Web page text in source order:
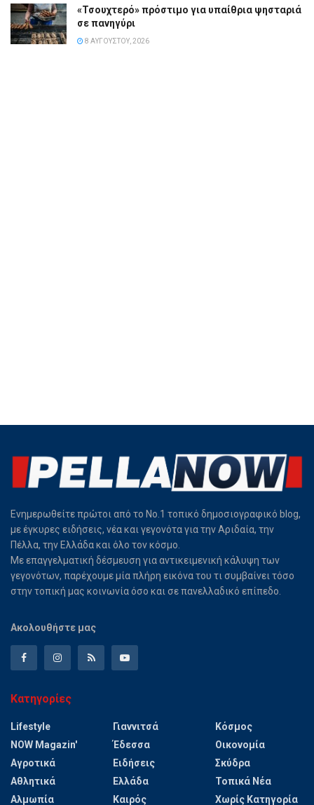
«Τσουχτερό» πρόστιμο για υπαίθρια ψησταριά
σε πανηγύρι
8 ΑΥΓΟΎΣΤΟΥ, 2026
Ενημερωθείτε πρώτοι από το Νο.1 τοπικό δημοσιογραφικό blog,
με έγκυρες ειδήσεις, νέα και γεγονότα για την Αριδαία, την
Πέλλα, την Ελλάδα και όλο τον κόσμο.
Με επαγγελματική δέσμευση για αντικειμενική κάλυψη των
γεγονότων, παρέχουμε μία πλήρη εικόνα του τι συμβαίνει τόσο
στην τοπική μας κοινωνία όσο και σε πανελλαδικό επίπεδο.
Ακολουθήστε μας
Κατηγορίες
Lifestyle
NOW Magazin'
Αγροτικά
Αθλητικά
Αλμωπία
Γιαννιτσά
Έδεσσα
Ειδήσεις
Ελλάδα
Καιρός
Κόσμος
Οικονομία
Σκύδρα
Τοπικά Νέα
Χωρίς Κατηγορία